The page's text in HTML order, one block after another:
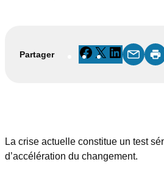
Partager Facebook
X LinkedIn
La crise actuelle constitue un test
d’accélération du changement.